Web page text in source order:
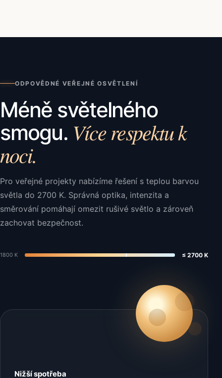
ODPOVĚDNÉ VEŘEJNÉ OSVĚTLENÍ
Méně světelného
smogu. Více respektu k
noci.
Pro veřejné projekty nabízíme řešení s teplou barvou
světla do 2700 K. Správná optika, intenzita a
směrování pomáhají omezit rušivé světlo a zároveň
zachovat bezpečnost.
1800 K ≤ 2700 K
Nižší spotřeba